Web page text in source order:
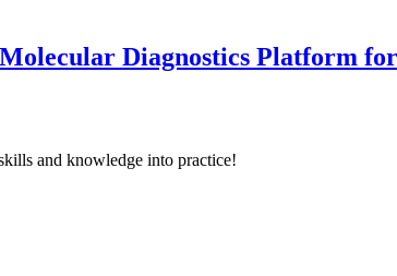
Diagnostics Platform
and knowledge into practice!